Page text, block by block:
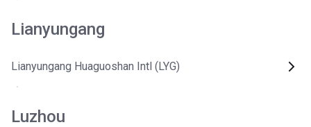
Lianyungang
Lianyungang Huaguoshan Intl (LYG)
Luzhou